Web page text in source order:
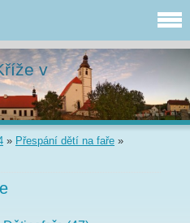
v
» Přespání dětí na faře »